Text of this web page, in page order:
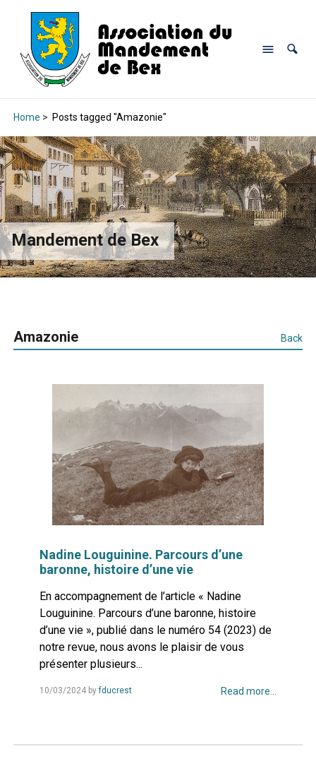
Home > Posts tagged "Amazonie"
Mandement de Bex
Amazonie Back
Nadine Louguinine. Parcours d’une
baronne, histoire d’une vie
En accompagnement de l’article « Nadine
Louguinine. Parcours d’une baronne, histoire
d’une vie », publié dans le numéro 54 (2023) de
notre revue, nous avons le plaisir de vous
présenter plusieurs...
10/03/2024byfducrest Read more...